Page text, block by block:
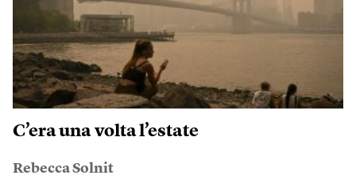
C’era una volta l’estate
Rebecca Solnit